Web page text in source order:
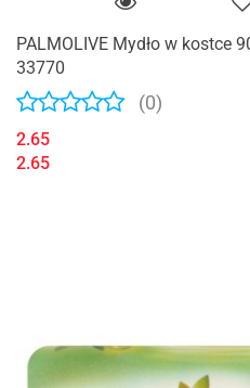
PALMOLIVE Mydło w kostce
33770
(0)
2.65
2.65